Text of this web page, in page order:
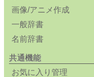
画像/アニメ作成
一般辞書
名前辞書
共通機能
お気に入り管理